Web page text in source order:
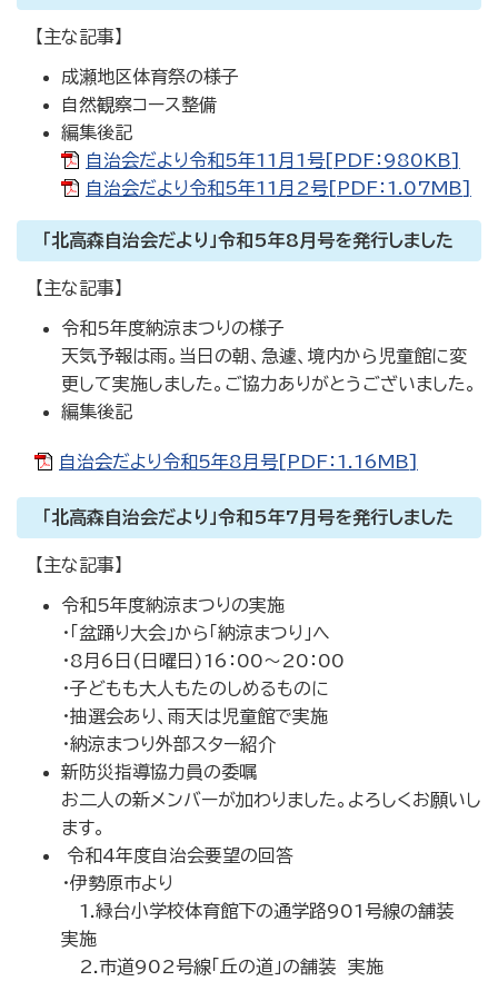
【主な記事】
成瀬地区体育祭の様子
自然観察コース整備
編集後記
自治会だより令和5年11月1号[PDF：980KB]
自治会だより令和5年11月2号[PDF：1.07MB]
「北高森自治会だより」令和5年8月号を発行しました
【主な記事】
令和5年度納涼まつりの様子
天気予報は雨。当日の朝、急遽、境内から児童館に変
更して実施しました。ご協力ありがとうございました。
編集後記
自治会だより令和5年8月号[PDF：1.16MB]
「北高森自治会だより」令和5年7月号を発行しました
【主な記事】
令和5年度納涼まつりの実施
・「盆踊り大会」から「納涼まつり」へ
・8月6日(日曜日)16：00～20：00
・子どもも大人もたのしめるものに
・抽選会あり、雨天は児童館で実施
・納涼まつり外部スター紹介
新防災指導協力員の委嘱
お二人の新メンバーが加わりました。よろしくお願いし
ます。
令和4年度自治会要望の回答
・伊勢原市より
1.緑台小学校体育館下の通学路901号線の舗装
実施
2.市道902号線「丘の道」の舗装 実施